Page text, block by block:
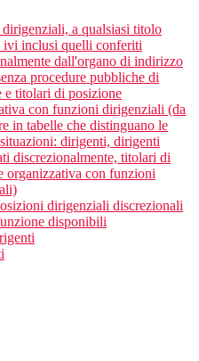
a qualsiasi titolo
ivi inclusi quelli conferiti
dall'organo di indirizzo
procedure pubbliche di
e titolari di posizione
con funzioni dirigenziali (da
in tabelle che distinguano le
dirigenti, dirigenti
discrezionalmente, titolari di
organizzativa con funzioni
dirigenziali discrezionali
disponibili